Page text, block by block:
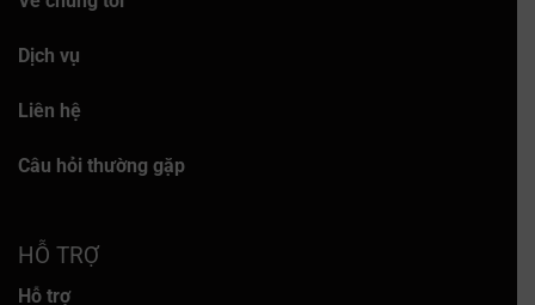
Dịch vụ
Liên hệ
Câu hỏi thường gặp
HỖ TRỢ
Hỗ trợ